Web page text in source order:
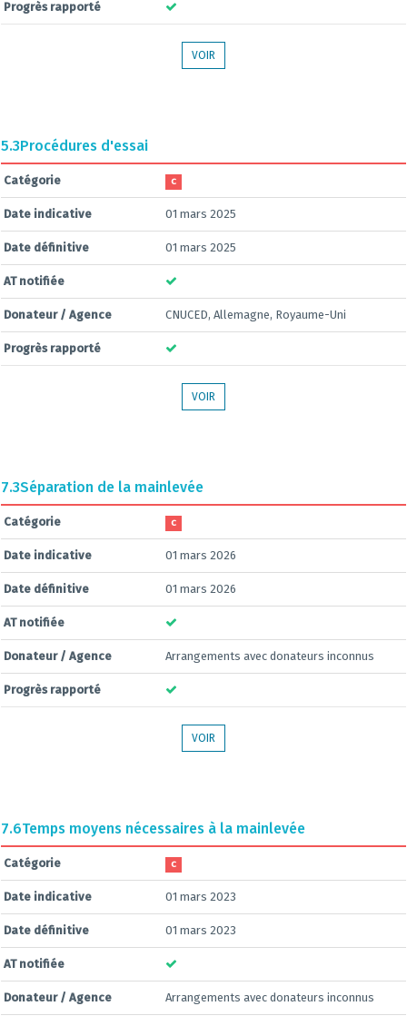
Progrès rapporté
VOIR
5.3Procédures d'essai
Catégorie C
Date indicative 01 mars 2025
Date définitive 01 mars 2025
AT notifiée
Donateur / Agence CNUCED, Allemagne, Royaume-Uni
Progrès rapporté
VOIR
7.3Séparation de la mainlevée
Catégorie C
Date indicative 01 mars 2026
Date définitive 01 mars 2026
AT notifiée
Donateur / Agence Arrangements avec donateurs inconnus
Progrès rapporté
VOIR
7.6Temps moyens nécessaires à la mainlevée
Catégorie C
Date indicative 01 mars 2023
Date définitive 01 mars 2023
AT notifiée
Donateur / Agence Arrangements avec donateurs inconnus